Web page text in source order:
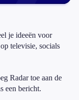
je ideeën voor
televisie, socials
Radar toe aan de
een bericht.